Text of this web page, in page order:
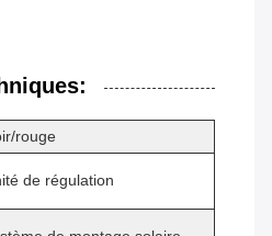
rouge
de régulation